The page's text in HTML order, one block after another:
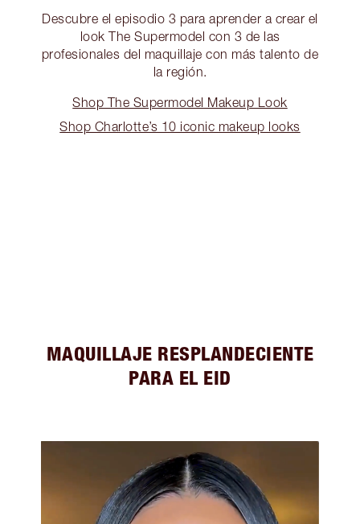
Descubre el episodio 3 para aprender a crear el
look The Supermodel con 3 de las
profesionales del maquillaje con más talento de
la región.
Shop The Supermodel Makeup Look
Shop Charlotte’s 10 iconic makeup looks
MAQUILLAJE RESPLANDECIENTE
PARA EL EID